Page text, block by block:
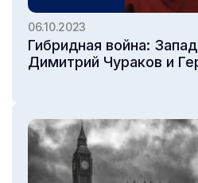
06.10.2023
Гибридная война:
Димитрий Чураков и